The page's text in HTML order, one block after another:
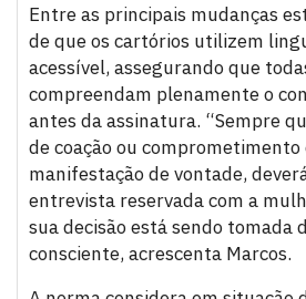
Entre as principais mudanças
de que os cartórios utilizem
acessível, assegurando que
compreendam plenamente o
antes da assinatura. “Sempre
de coação ou comprometimento
manifestação de vontade,
entrevista reservada com a
sua decisão está sendo tomada
consciente, acrescenta Marcos.